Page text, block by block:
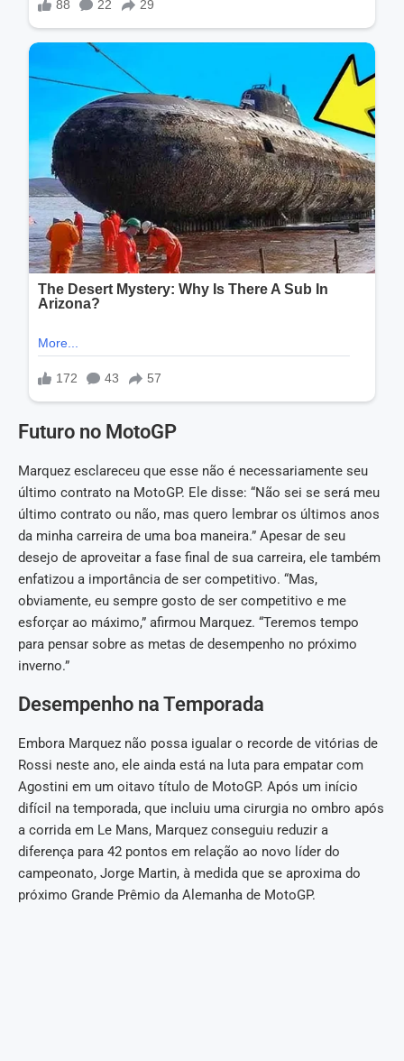
Futuro no MotoGP
Marquez esclareceu que esse não é necessariamente seu
último contrato na MotoGP. Ele disse: “Não sei se será meu
último contrato ou não, mas quero lembrar os últimos anos
da minha carreira de uma boa maneira.” Apesar de seu
desejo de aproveitar a fase final de sua carreira, ele também
enfatizou a importância de ser competitivo. “Mas,
obviamente, eu sempre gosto de ser competitivo e me
esforçar ao máximo,” afirmou Marquez. “Teremos tempo
para pensar sobre as metas de desempenho no próximo
inverno.”
Desempenho na Temporada
Embora Marquez não possa igualar o recorde de vitórias de
Rossi neste ano, ele ainda está na luta para empatar com
Agostini em um oitavo título de MotoGP. Após um início
difícil na temporada, que incluiu uma cirurgia no ombro após
a corrida em Le Mans, Marquez conseguiu reduzir a
diferença para 42 pontos em relação ao novo líder do
campeonato, Jorge Martin, à medida que se aproxima do
próximo Grande Prêmio da Alemanha de MotoGP.